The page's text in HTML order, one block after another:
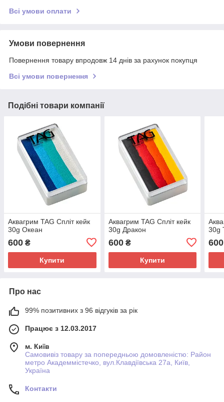
Всі умови оплати
Умови повернення
Повернення товару впродовж 14 днів за рахунок покупця
Всі умови повернення
Подібні товари компанії
Аквагрим TAG Спліт кейк
30g Океан
600 ₴
Купити
Аквагрим TAG Спліт кейк
30g Дракон
600₴
Купити
30g
600
Про нас
99% позитивних з 96 відгуків за рік
Працює з 12.03.2017
м. Київ
Самовивіз товару за попередньою домовленістю: Район
метро Академмістечко, вул.Клавдіївська 27а, Київ,
Україна
Контакти